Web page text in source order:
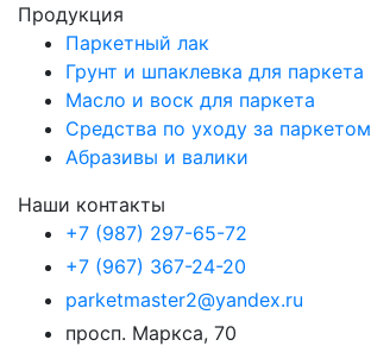
Продукция
Паркетный лак
Грунт и шпаклевка для паркета
Масло и воск для паркета
Средства по уходу за паркетом
Абразивы и валики
Наши контакты
+7 (987) 297-65-72
+7 (967) 367-24-20
parketmaster2@yandex.ru
просп. Маркса, 70